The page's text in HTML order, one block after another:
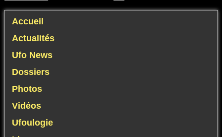
Accueil
Actualités
Ufo News
Dossiers
Photos
Vidéos
Ufoulogie